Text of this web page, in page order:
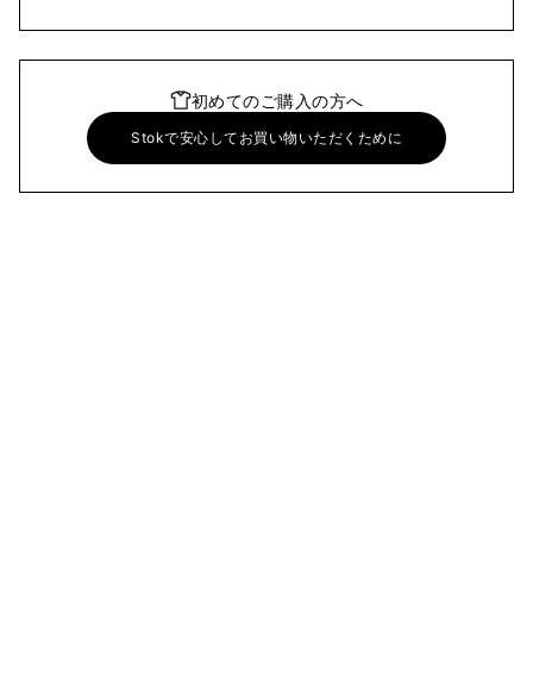
初めてのご購入の方へ
Stokで安心してお買い物いただくために